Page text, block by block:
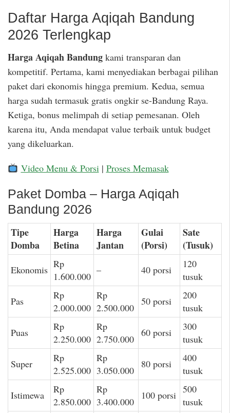
Daftar Harga Aqiqah Bandung
2026 Terlengkap
Harga Aqiqah Bandung kami transparan dan
kompetitif. Pertama, kami menyediakan berbagai pilihan
paket dari ekonomis hingga premium. Kedua, semua
harga sudah termasuk gratis ongkir se-Bandung Raya.
Ketiga, bonus melimpah di setiap pemesanan. Oleh
karena itu, Anda mendapat value terbaik untuk budget
yang dikeluarkan.
Video Menu & Porsi| Proses Memasak
Paket Domba – Harga Aqiqah
Bandung 2026
Tipe
Domba
Harga
Betina
Harga
Jantan
Gulai
(Porsi)
Sate
(Tusuk)
Ekonomis Rp
1.600.000
– 40 porsi
120
tusuk
Pas
Rp
2.000.000
Rp
2.500.000
50 porsi
200
tusuk
Puas
Rp
2.250.000
Rp
2.750.000
60 porsi
300
tusuk
Super
Rp
2.525.000
Rp
3.050.000
80 porsi
400
tusuk
Istimewa
Rp
2.850.000
Rp
3.400.000
100 porsi 500
tusuk